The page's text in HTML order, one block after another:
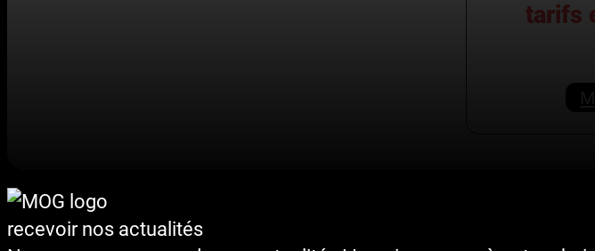
tarifs
recevoir nos actualités